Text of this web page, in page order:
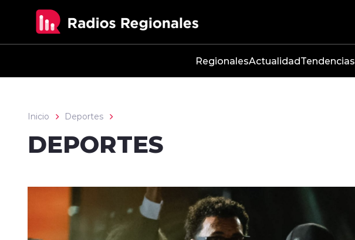
RegionalesActualidadTendencias
Inicio Deportes
DEPORTES